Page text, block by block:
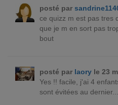
posté par
ce quizz m est pas tres
que je m en sort pas
bout
posté par laoryle 23
Yes !! facile, j'ai 4
sont évitées au